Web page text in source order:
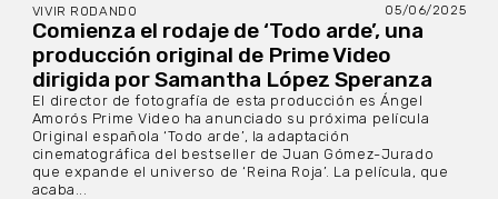
VIVIR RODANDO 05/06/2025
Comienza el rodaje de ‘Todo arde’, una
producción original de Prime Video
dirigida por Samantha López Speranza
El director de fotografía de esta producción es Ángel
Amorós Prime Video ha anunciado su próxima película
Original española ‘Todo arde’, la adaptación
cinematográfica del bestseller de Juan Gómez-Jurado
que expande el universo de ‘Reina Roja’. La película, que
acaba...